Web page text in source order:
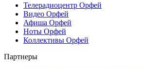
Телерадиоцентр Орфей
Видео Орфей
Афиша Орфей
Ноты Орфей
Коллективы Орфей
Партнеры